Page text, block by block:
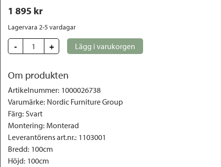
1 895 kr
Lagervara 2-5 vardagar
- + Lägg i varukorgen
Om produkten
Artikelnummer: 1000026738
Varumärke: Nordic Furniture Group
Färg: Svart
Montering: Monterad
Leverantörens art.nr.: 1103001
Bredd: 100cm
Höjd: 100cm